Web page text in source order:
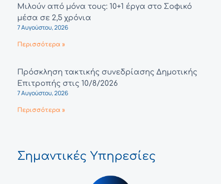
Μιλούν από μόνα τους: 10+1 έργα στο Σοφικό
μέσα σε 2,5 χρόνια
7 Αυγούστου, 2026
Περισσότερα »
Πρόσκληση τακτικής συνεδρίασης Δημοτικής
Επιτροπής στις 10/8/2026
7 Αυγούστου, 2026
Περισσότερα »
Σημαντικές Υπηρεσίες